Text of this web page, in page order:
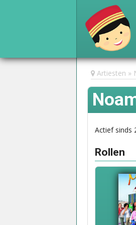
Artiesten
Actief sinds
Rollen